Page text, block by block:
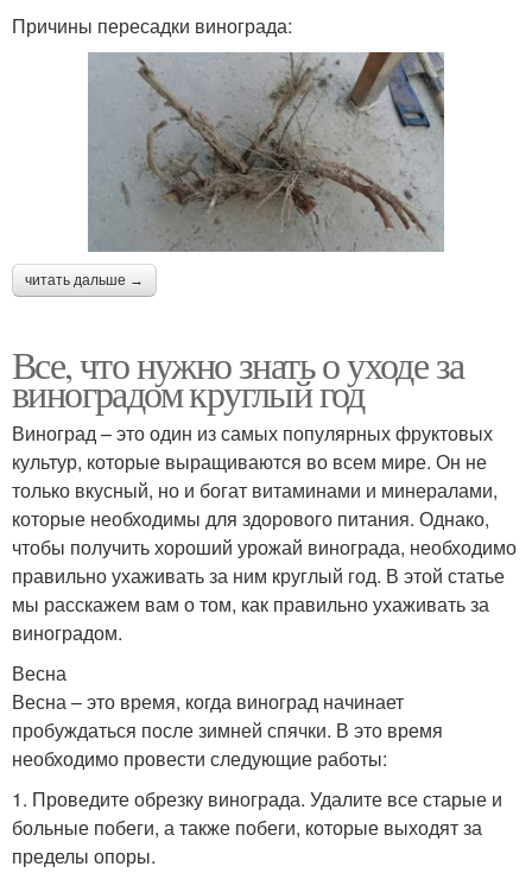
Причины пересадки винограда:
читать дальше →
Все, что нужно знать о уходе за
виноградом круглый год
Виноград – это один из самых популярных фруктовых
культур, которые выращиваются во всем мире. Он не
только вкусный, но и богат витаминами и минералами,
которые необходимы для здорового питания. Однако,
чтобы получить хороший урожай винограда, необходимо
правильно ухаживать за ним круглый год. В этой статье
мы расскажем вам о том, как правильно ухаживать за
виноградом.
Весна
Весна – это время, когда виноград начинает
пробуждаться после зимней спячки. В это время
необходимо провести следующие работы:
1. Проведите обрезку винограда. Удалите все старые и
больные побеги, а также побеги, которые выходят за
пределы опоры.